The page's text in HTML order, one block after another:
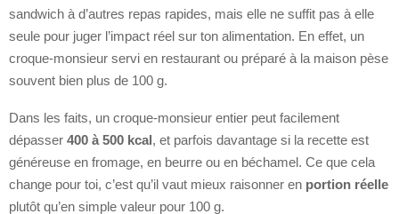
sandwich à d’autres repas rapides, mais elle ne suffit pas à elle
seule pour juger l’impact réel sur ton alimentation. En effet, un
croque-monsieur servi en restaurant ou préparé à la maison pèse
souvent bien plus de 100 g.
Dans les faits, un croque-monsieur entier peut facilement
dépasser 400 à 500 kcal, et parfois davantage si la recette est
généreuse en fromage, en beurre ou en béchamel. Ce que cela
change pour toi, c’est qu’il vaut mieux raisonner en portion réelle
plutôt qu’en simple valeur pour 100 g.